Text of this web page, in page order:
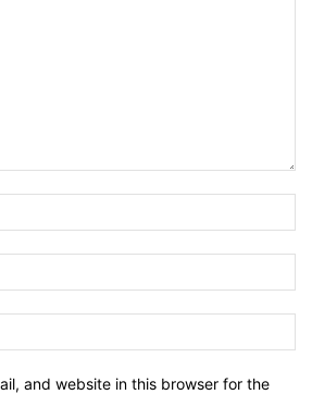
and website in this browser for the